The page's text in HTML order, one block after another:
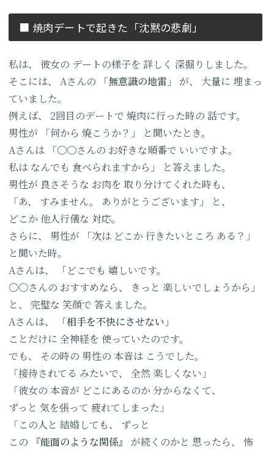
■ 焼肉デートで起きた 「沈黙の悲劇」
私は、 彼女の デートの様子を 詳しく 深掘りしました。
そこには、
Aさんの 「無意識の地雷」 が、 大量に 埋まっ
ていました。
例えば、
2回目のデートで 焼肉に行った時の 話です。
男性が
「何から 焼こうか？」
と聞いたとき。
Aさんは
「〇〇さんの お好きな順番で いいですよ。
私は なんでも 食べられますから」
と答えました。
男性が 良さそうな お肉を 取り分けてくれた時も、
「あ、
すみません。 ありがとうございます」
と、
どこか 他人行儀な 対応。
さらに、
男性が 「次は どこか 行きたいところ ある？」
と聞いた時。
Aさんは、
「どこでも 嬉しいです。
〇〇さんの おすすめなら、 きっと 楽しいでしょうから」
と、
完璧な 笑顔で 答えました。
Aさんは、
「相手を不快にさせない」
ことだけに 全神経を 使っていたのです。
でも、
その時の 男性の 本音は こうでした。
「接待されてる みたいで、 全然 楽しくない」
「彼女の 本音が どこにあるのか 分からなくて、
ずっと 気を張って 疲れてしまった」
「この人と 結婚しても、
ずっと
この
『能面のような関係』 が続くのかと 思ったら、
怖